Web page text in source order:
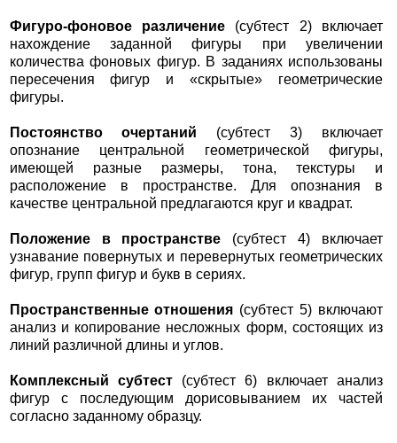
Фигуро-фоновое различение(субтест 2) включает
нахождение заданной фигуры при увеличении
количества фоновых фигур. В заданиях использованы
пересечения фигур и «скрытые» геометрические
фигуры.
Постоянство очертаний (субтест 3) включает
опознание центральной геометрической фигуры,
имеющей разные размеры, тона, текстуры и
расположение в пространстве. Для опознания в
качестве центральной предлагаются круг и квадрат.
Положение в пространстве (субтест 4) включает
узнавание повернутых и перевернутых геометрических
фигур, групп фигур и букв в сериях.
Пространственные отношения (субтест 5) включают
анализ и копирование несложных форм, состоящих из
линий различной длины и углов.
Комплексный субтест(субтест 6) включает анализ
фигур с последующим дорисовыванием их частей
согласно заданному образцу.